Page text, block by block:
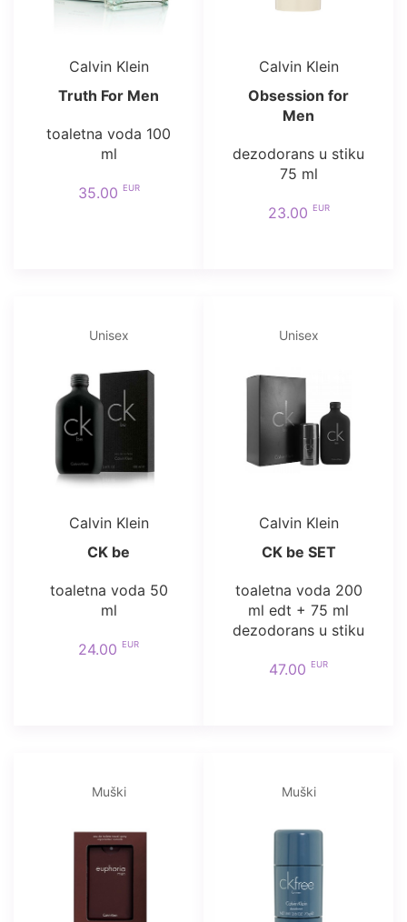
Calvin Klein
Truth For Men
toaletna voda 100
ml
35.00 EUR
Calvin Klein
Obsession for
Men
dezodorans u stiku
75 ml
23.00 EUR
Unisex
Calvin Klein
CK be
toaletna voda 50
ml
24.00 EUR
Unisex
Calvin Klein
CK be SET
toaletna voda 200
ml edt + 75 ml
dezodorans u stiku
47.00 EUR
Muški Muški